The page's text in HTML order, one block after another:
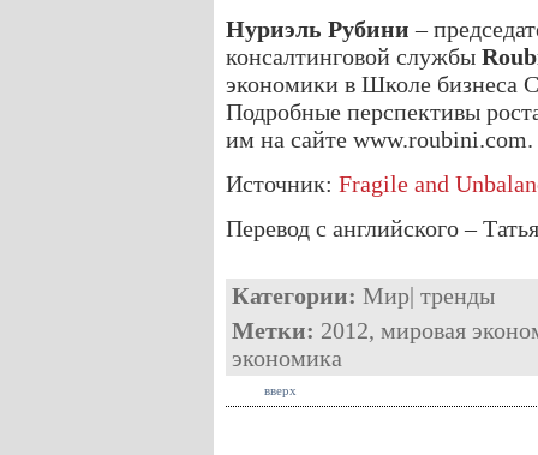
Нуриэль Рубини –
консалтинговой службы
экономики в Школе бизнеса
Подробные перспективы
им на сайте www.roubini.com.
Источник: Fragile and
Перевод с английского –
Категории: Мир| тренды
Метки: 2012, мировая
экономика
вверх